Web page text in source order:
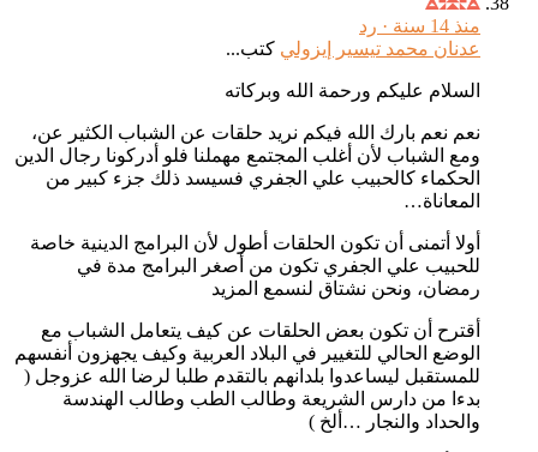
رد
عدنان محمد تيسير إيزوليكتب...
السلام عليكم ورحمة الله وبركاته
نعم نعم بارك الله فيكم نريد حلقات عن الشباب الكثير عن،
ومع الشباب لأن أغلب المجتمع مهملنا فلو أدركونا رجال الدين
الحكماء كالحبيب علي الجفري فسيسد ذلك جزء كبير من
المعاناة…
أولا أتمنى أن تكون الحلقات أطول لأن البرامج الدينية خاصة
للحبيب علي الجفري تكون من أصغر البرامج مدة في
رمضان، ونحن نشتاق لنسمع المزيد
أقترح أن تكون بعض الحلقات عن كيف يتعامل الشباب مع
الوضع الحالي للتغيير في البلاد العربية وكيف يجهزون أنفسهم
للمستقبل ليساعدوا بلدانهم بالتقدم طلبا لرضا الله عزوجل (
بدءا من دارس الشريعة وطالب الطب وطالب الهندسة
والحداد والنجار …ألخ )